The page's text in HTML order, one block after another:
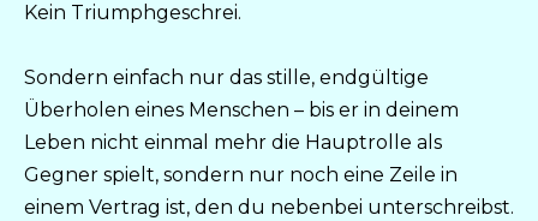
Kein Triumphgeschrei.
Sondern einfach nur das stille, endgültige
Überholen eines Menschen – bis er in deinem
Leben nicht einmal mehr die Hauptrolle als
Gegner spielt, sondern nur noch eine Zeile in
einem Vertrag ist, den du nebenbei unterschreibst.